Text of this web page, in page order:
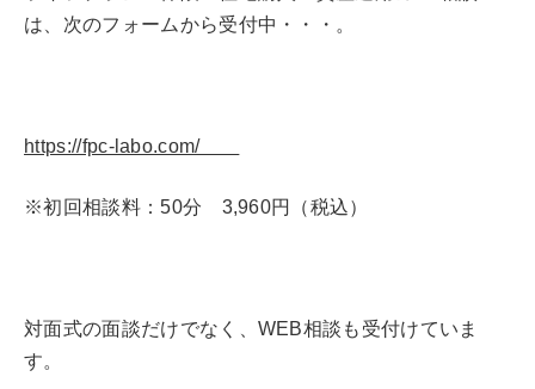
は、次のフォームから受付中・・・。
https://fpc-labo.com/
※初回相談料：50分 3,960円（税込）
対面式の面談だけでなく、WEB相談も受付けていま
す。